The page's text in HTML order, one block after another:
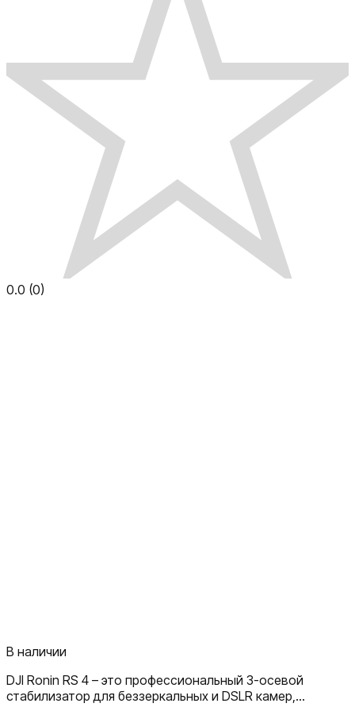
0.0 (0)
В наличии
DJI Ronin RS 4 – это профессиональный 3-осевой
стабилизатор для беззеркальных и DSLR камер,